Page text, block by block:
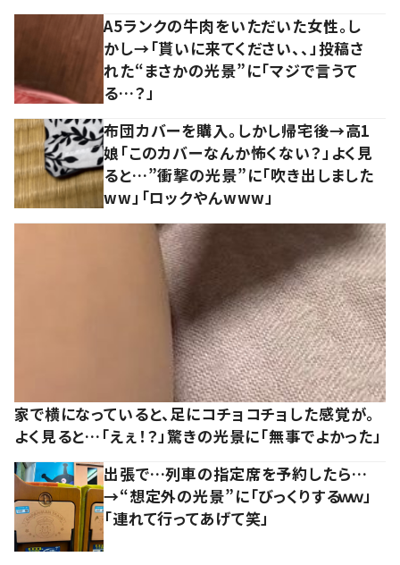
A5ランクの牛肉をいただいた女性。し
かし→「貰いに来てください、、」投稿さ
れた“まさかの光景”に「マジで言うて
る…？」
布団カバーを購入。しかし帰宅後→高1
娘「このカバーなんか怖くない？」よく見
ると…”衝撃の光景”に「吹き出しました
ww」「ロックやんwww」
家で横になっていると、足にコチョコチョした感覚が。
よく見ると…「えぇ！？」驚きの光景に「無事でよかった」
出張で…列車の指定席を予約したら…
→“想定外の光景”に「びっくりするｗｗ」
「連れて行ってあげて笑」